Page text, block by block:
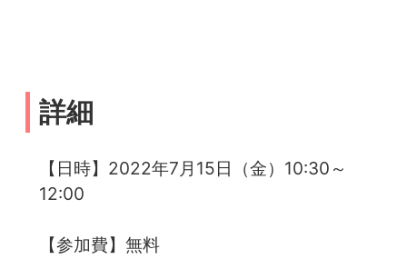
詳細
【日時】2022年7月15日（金）10:30～
12:00
【参加費】無料